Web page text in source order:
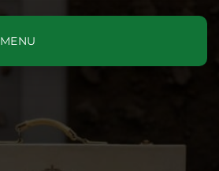
MENU